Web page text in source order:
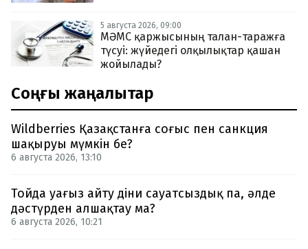
5 августа 2026, 09:00
МӘМС қаржысының талан-таражға
түсуі: жүйедегі олқылықтар қашан
жойылады?
Соңғы жаңалықтар
Wildberries Қазақстанға соғыс пен санкция
шақыруы мүмкін бе?
6 августа 2026, 13:10
Тойда уағыз айту діни сауатсыздық па, әлде
дәстүрден алшақтау ма?
6 августа 2026, 10:21